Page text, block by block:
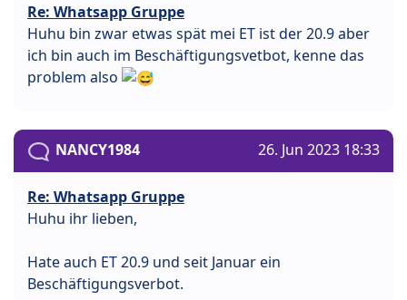
Re: Whatsapp Gruppe
Huhu bin zwar etwas spät mei ET ist der 20.9 aber
ich bin auch im Beschäftigungsvetbot, kenne das
problem also
NANCY1984 26. Jun 2023 18:33
Re: Whatsapp Gruppe
Huhu ihr lieben,
Hate auch ET 20.9 und seit Januar ein
Beschäftigungsverbot.